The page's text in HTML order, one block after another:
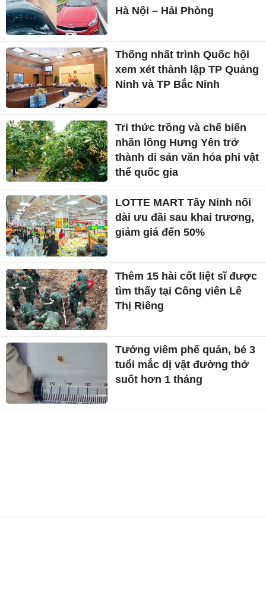
Hà Nội – Hải Phòng
Thống nhất trình Quốc hội
xem xét thành lập TP Quảng
Ninh và TP Bắc Ninh
Tri thức trồng và chế biến
nhãn lồng Hưng Yên trở
thành di sản văn hóa phi vật
thể quốc gia
LOTTE MART Tây Ninh nối
dài ưu đãi sau khai trương,
giảm giá đến 50%
Thêm 15 hài cốt liệt sĩ được
tìm thấy tại Công viên Lê
Thị Riêng
Tưởng viêm phế quản, bé 3
tuổi mắc dị vật đường thở
suốt hơn 1 tháng